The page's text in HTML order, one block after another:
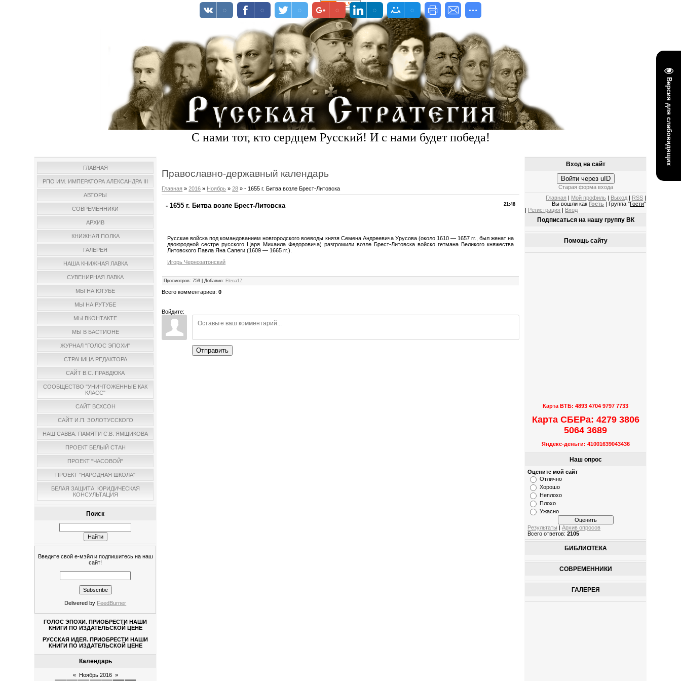
Версия для слабовидящих
С нами тот, кто сердцем Русский! И с нами будет победа!
ГЛАВНАЯ
РПО ИМ. ИМПЕРАТОРА АЛЕКСАНДРА III
АВТОРЫ
СОВРЕМЕННИКИ
АРХИВ
КНИЖНАЯ ПОЛКА
ГАЛЕРЕЯ
НАША КНИЖНАЯ ЛАВКА
СУВЕНИРНАЯ ЛАВКА
МЫ НА ЮТУБЕ
МЫ НА РУТУБЕ
МЫ ВКОНТАКТЕ
МЫ В БАСТИОНЕ
ЖУРНАЛ "ГОЛОС ЭПОХИ"
СТРАНИЦА РЕДАКТОРА
САЙТ В.С. ПРАВДЮКА
СООБЩЕСТВО "УНИЧТОЖЕННЫЕ КАК
КЛАСС"
САЙТ ВСХСОН
САЙТ И.П. ЗОЛОТУССКОГО
НАШ САВВА. ПАМЯТИ С.В. ЯМЩИКОВА
ПРОЕКТ БЕЛЫЙ СТАН
ПРОЕКТ "ЧАСОВОЙ"
ПРОЕКТ "НАРОДНАЯ ШКОЛА"
БЕЛАЯ ЗАЩИТА. ЮРИДИЧЕСКАЯ
КОНСУЛЬТАЦИЯ
Поиск
Введите свой е-мэйл и подпишитесь на наш
сайт!
Delivered by FeedBurner
ГОЛОС ЭПОХИ. ПРИОБРЕСТИ НАШИ
КНИГИ ПО ИЗДАТЕЛЬСКОЙ ЦЕНЕ
РУССКАЯ ИДЕЯ. ПРИОБРЕСТИ НАШИ
КНИГИ ПО ИЗДАТЕЛЬСКОЙ ЦЕНЕ
Календарь
« Ноябрь 2016 »
Православно-державный календарь
Главная »2016 » Ноябрь » 28 » - 1655 г. Битва возле Брест-Литовска
21:48
- 1655 г. Битва возле Брест-Литовска
Русские войска под командованием новгородского воеводы князя Семена Андреевича Урусова (около 1610 — 1657 гг., был женат на
двоюродной сестре русского Царя Михаила Федоровича) разгромили возле Брест-Литовска войско гетмана Великого княжества
Литовского Павла Яна Сапеги (1609 — 1665 гг.).
Игорь Чернозатонский
Просмотров: 759 |Добавил: Elena17
Всего комментариев:0
Войдите:
Отправить
Вход на сайт
Войти через uID
Старая форма входа
Главная
Мой профиль Выход RSS
Вы вошли как Гость | Группа "Гости"
Регистрация Вход
Подписаться на нашу группу ВК
Помощь сайту
Карта ВТБ: 4893 4704 9797 7733
Карта СБЕРа: 4279 3806
5064 3689
Яндекс-деньги: 41001639043436
Наш опрос
Оцените мой сайт
Отлично
Хорошо
Неплохо
Плохо
Ужасно
Результаты |Архив опросов
Всего ответов:2105
БИБЛИОТЕКА
СОВРЕМЕННИКИ
ГАЛЕРЕЯ